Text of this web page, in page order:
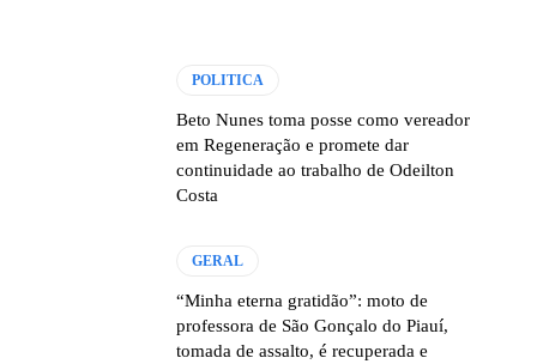
POLITICA
Beto Nunes toma posse como vereador
em Regeneração e promete dar
continuidade ao trabalho de Odeilton
Costa
GERAL
“Minha eterna gratidão”: moto de
professora de São Gonçalo do Piauí,
tomada de assalto, é recuperada e